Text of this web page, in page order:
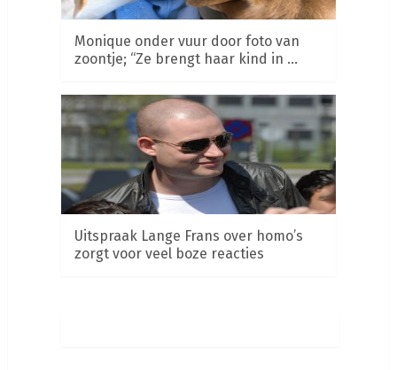
Monique onder vuur door foto van
zoontje; “Ze brengt haar kind in …
Uitspraak Lange Frans over homo’s
zorgt voor veel boze reacties